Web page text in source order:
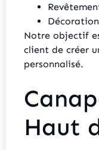
Notre objectif
client de créer
personnalisé.
Haut